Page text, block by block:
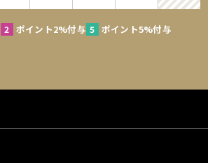
ポイント2%付与
ポイント5%付与